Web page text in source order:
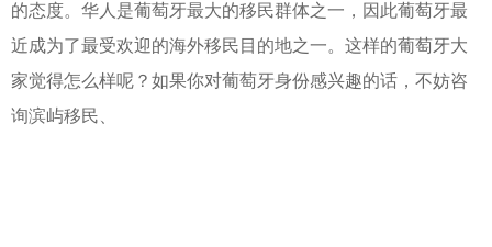
的态度。华人是葡萄牙最大的移民群体之一，因此葡萄牙最
近成为了最受欢迎的海外移民目的地之一。这样的葡萄牙大
家觉得怎么样呢？如果你对葡萄牙身份感兴趣的话，不妨咨
询滨屿移民、